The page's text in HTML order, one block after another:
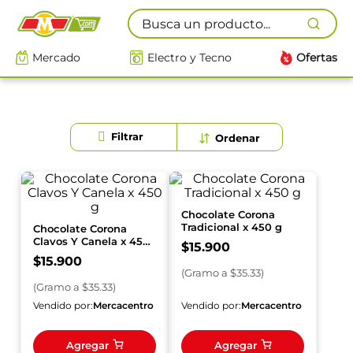
Busca un producto...
Mercado Electro y Tecno Ofertas
Chocolate Corona
Clavos Y Canela x 450
g
$15.900
(Gramoa $35.33)
Vendido por:Mercacentro
Agregar
Chocolate Corona
Tradicional x 450 g
$15.900
(Gramoa $35.33)
Vendido por:Mercacentro
Agregar